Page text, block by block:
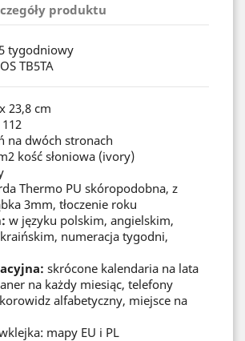
produktu
tygodniowy
OS TB5TA
23,8 cm
112
na dwóch stronach
kość słoniowa (ivory)
Thermo PU skóropodobna, z
3mm, tłoczenie roku
w języku polskim, angielskim,
numeracja tygodni,
skrócone kalendaria na lata
na każdy miesiąc, telefony
alfabetyczny, miejsce na
mapy EU i PL